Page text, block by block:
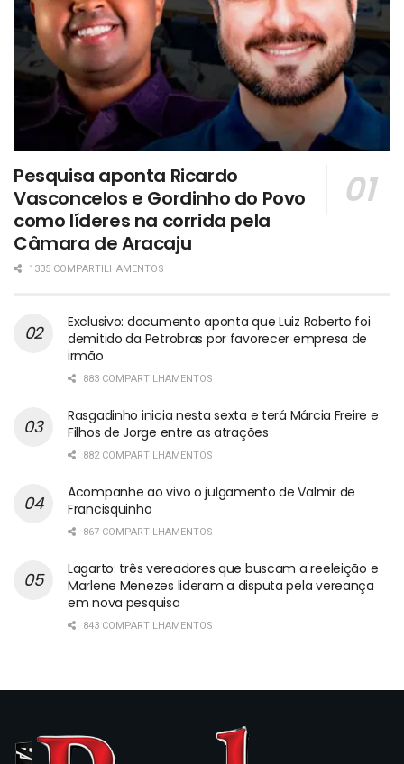
Pesquisa aponta Ricardo
Vasconcelos e Gordinho do Povo
como líderes na corrida pela
Câmara de Aracaju
1335 COMPARTILHAMENTOS
Exclusivo: documento aponta que Luiz Roberto foi
demitido da Petrobras por favorecer empresa de
irmão
883 COMPARTILHAMENTOS
Rasgadinho inicia nesta sexta e terá Márcia Freire e
Filhos de Jorge entre as atrações
882 COMPARTILHAMENTOS
Acompanhe ao vivo o julgamento de Valmir de
Francisquinho
867 COMPARTILHAMENTOS
Lagarto: três vereadores que buscam a reeleição e
Marlene Menezes lideram a disputa pela vereança
em nova pesquisa
843 COMPARTILHAMENTOS